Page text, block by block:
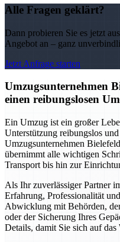
Alle Fragen geklärt?
Dann probieren Sie es jetzt
Angebot an – ganz
Jetzt Anfrage starten
Umzugsunternehmen
einen reibungslosen
Ein Umzug ist ein großer
Unterstützung reibungslos
Umzugsunternehmen
übernimmt alle wichtigen
Transport bis hin zur
Als Ihr zuverlässiger Partner
Erfahrung, Professionalität
Abwicklung mit Behörden,
oder der Sicherung Ihres
Details, damit Sie sich auf